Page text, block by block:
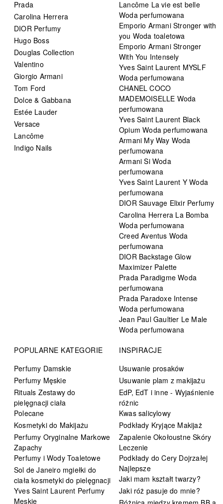
Prada
Carolina Herrera
DIOR Perfumy
Hugo Boss
Douglas Collection
Valentino
Giorgio Armani
Tom Ford
Dolce & Gabbana
Estée Lauder
Versace
Lancôme
Indigo Nails
Lancôme La vie est belle
Woda perfumowana
Emporio Armani Stronger with
you Woda toaletowa
Emporio Armani Stronger
With You Intensely
Yves Saint Laurent MYSLF
Woda perfumowana
CHANEL COCO
MADEMOISELLE Woda
perfumowana
Yves Saint Laurent Black
Opium Woda perfumowana
Armani My Way Woda
perfumowana
Armani Si Woda
perfumowana
Yves Saint Laurent Y Woda
perfumowana
DIOR Sauvage Elixir Perfumy
Carolina Herrera La Bomba
Woda perfumowana
Creed Aventus Woda
perfumowana
DIOR Backstage Glow
Maximizer Palette
Prada Paradigme Woda
perfumowana
Prada Paradoxe Intense
Woda perfumowana
Jean Paul Gaultier Le Male
Woda perfumowana
POPULARNE KATEGORIE
Perfumy Damskie
Perfumy Męskie
Rituals Zestawy do
pielęgnacji ciała
Polecane
Kosmetyki do Makijażu
Perfumy Oryginalne Markowe
Zapachy
Perfumy i Wody Toaletowe
Sol de Janeiro mgiełki do
ciała kosmetyki do pielęgnacji
Yves Saint Laurent Perfumy
Męskie
INSPIRACJE
Usuwanie prosaków
Usuwanie plam z makijażu
EdP, EdT i inne - Wyjaśnienie
różnic
Kwas salicylowy
Podkłady Kryjące Makijaż
Zapalenie Okołoustne Skóry
Leczenie
Podkłady do Cery Dojrzałej
Najlepsze
Jaki mam kształt twarzy?
Jaki róż pasuje do mnie?